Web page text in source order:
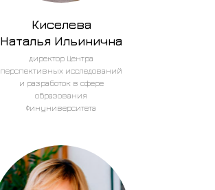
Киселева
Наталья Ильинична
директор Центра
перспективных исследований
и разработок в сфере
образования
Финуниверситета